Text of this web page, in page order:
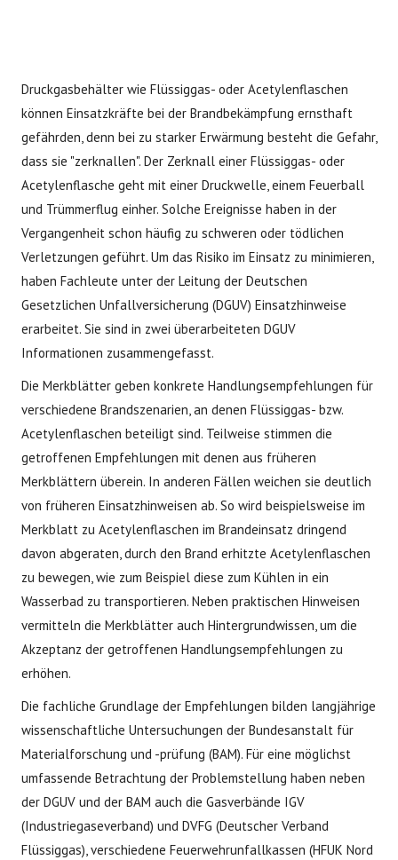
Druckgasbehälter wie Flüssiggas- oder Acetylenflaschen
können Einsatzkräfte bei der Brandbekämpfung ernsthaft
gefährden, denn bei zu starker Erwärmung besteht die Gefahr,
dass sie "zerknallen". Der Zerknall einer Flüssiggas- oder
Acetylenflasche geht mit einer Druckwelle, einem Feuerball
und Trümmerflug einher. Solche Ereignisse haben in der
Vergangenheit schon häufig zu schweren oder tödlichen
Verletzungen geführt. Um das Risiko im Einsatz zu minimieren,
haben Fachleute unter der Leitung der Deutschen
Gesetzlichen Unfallversicherung (DGUV) Einsatzhinweise
erarbeitet. Sie sind in zwei überarbeiteten DGUV
Informationen zusammengefasst.
Die Merkblätter geben konkrete Handlungsempfehlungen für
verschiedene Brandszenarien, an denen Flüssiggas- bzw.
Acetylenflaschen beteiligt sind. Teilweise stimmen die
getroffenen Empfehlungen mit denen aus früheren
Merkblättern überein. In anderen Fällen weichen sie deutlich
von früheren Einsatzhinweisen ab. So wird beispielsweise im
Merkblatt zu Acetylenflaschen im Brandeinsatz dringend
davon abgeraten, durch den Brand erhitzte Acetylenflaschen
zu bewegen, wie zum Beispiel diese zum Kühlen in ein
Wasserbad zu transportieren. Neben praktischen Hinweisen
vermitteln die Merkblätter auch Hintergrundwissen, um die
Akzeptanz der getroffenen Handlungsempfehlungen zu
erhöhen.
Die fachliche Grundlage der Empfehlungen bilden langjährige
wissenschaftliche Untersuchungen der Bundesanstalt für
Materialforschung und -prüfung (BAM). Für eine möglichst
umfassende Betrachtung der Problemstellung haben neben
der DGUV und der BAM auch die Gasverbände IGV
(Industriegaseverband) und DVFG (Deutscher Verband
Flüssiggas), verschiedene Feuerwehrunfallkassen (HFUK Nord